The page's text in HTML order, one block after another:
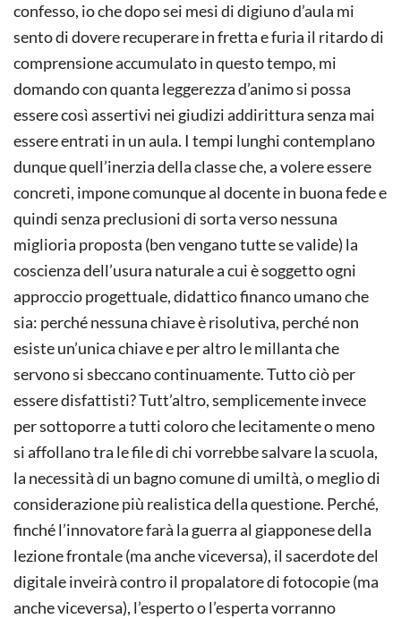
confesso, io che dopo sei mesi di digiuno d’aula mi
sento di dovere recuperare in fretta e furia il ritardo di
comprensione accumulato in questo tempo, mi
domando con quanta leggerezza d’animo si possa
essere così assertivi nei giudizi addirittura senza mai
essere entrati in un aula. I tempi lunghi contemplano
dunque quell’inerzia della classe che, a volere essere
concreti, impone comunque al docente in buona fede e
quindi senza preclusioni di sorta verso nessuna
miglioria proposta (ben vengano tutte se valide) la
coscienza dell’usura naturale a cui è soggetto ogni
approccio progettuale, didattico financo umano che
sia: perché nessuna chiave è risolutiva, perché non
esiste un’unica chiave e per altro le millanta che
servono si sbeccano continuamente. Tutto ciò per
essere disfattisti? Tutt’altro, semplicemente invece
per sottoporre a tutti coloro che lecitamente o meno
si affollano tra le file di chi vorrebbe salvare la scuola,
la necessità di un bagno comune di umiltà, o meglio di
considerazione più realistica della questione. Perché,
finché l’innovatore farà la guerra al giapponese della
lezione frontale (ma anche viceversa), il sacerdote del
digitale inveirà contro il propalatore di fotocopie (ma
anche viceversa), l’esperto o l’esperta vorranno